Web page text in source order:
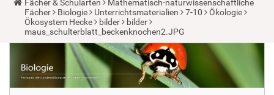
o
u
a
r
e
r
e
Fächer & Schularten
Mathematisch-naturwissenschaftliche
Fächer
Biologie Unterrichtsmaterialien 7-10
Ökologie
Ökosystem Hecke
bilder
bilder
maus_schulterblatt_beckenknochen2.JPG